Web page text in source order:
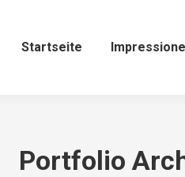
Startseite
Portfolio